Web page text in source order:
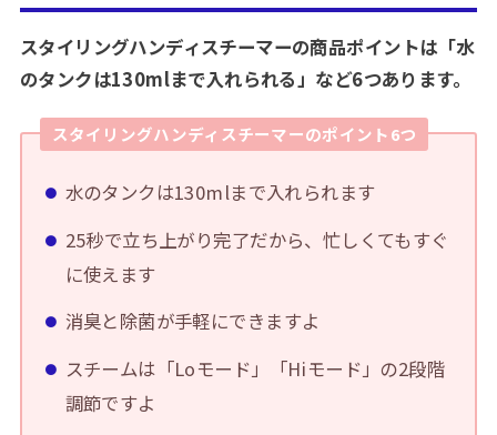
スタイリングハンディスチーマーの商品ポイントは「水
のタンクは130mlまで入れられる」など6つあります。
スタイリングハンディスチーマーのポイント6つ
水のタンクは130mlまで入れられます
25秒で立ち上がり完了だから、忙しくてもすぐ
に使えます
消臭と除菌が手軽にできますよ
スチームは「Loモード」「Hiモード」の2段階
調節ですよ